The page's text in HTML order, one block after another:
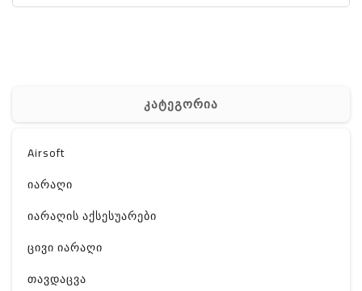
კატეგორია
Airsoft
იარაღი
იარაღის აქსესუარები
ცივი იარაღი
თავდაცვა